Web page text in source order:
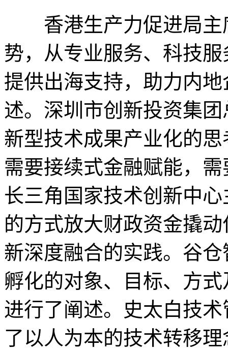
香港生产力促进局主
势，从专业服务、科技
提供出海支持，助力内
述。深圳市创新投资集
新型技术成果产业化的
需要接续式金融赋能，
长三角国家技术创新中
的方式放大财政资金撬
新深度融合的实践。谷
孵化的对象、目标、方
进行了阐述。史太白技
了以人为本的技术转移